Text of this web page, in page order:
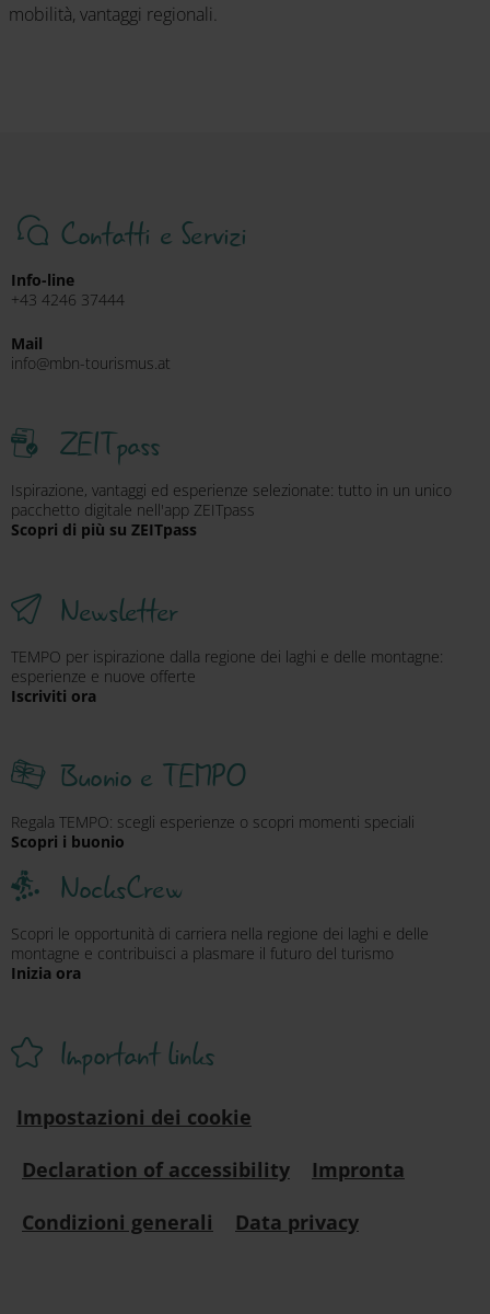
mobilità, vantaggi regionali.
Contatti e Servizi
Info-line
+43 4246 37444
Mail
info@mbn-tourismus.at
ZEITpass
Ispirazione, vantaggi ed esperienze selezionate: tutto in un unico
pacchetto digitale nell'app ZEITpass
Scopri di più su ZEITpass
Newsletter
TEMPO per ispirazione dalla regione dei laghi e delle montagne:
esperienze e nuove offerte
Iscriviti ora
Buonio e TEMPO
Regala TEMPO: scegli esperienze o scopri momenti speciali
Scopri i buonio
NocksCrew
Scopri le opportunità di carriera nella regione dei laghi e delle
montagne e contribuisci a plasmare il futuro del turismo
Inizia ora
Important links
Impostazioni dei cookie
Declaration of accessibility
Impronta
Condizioni generali
Data privacy